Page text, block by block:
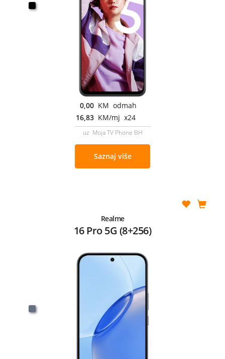
0,00 KM odmah
16,83 KM/mj x24
uz Moja TV Phone BH
Saznaj više
Realme
16 Pro 5G (8+256)